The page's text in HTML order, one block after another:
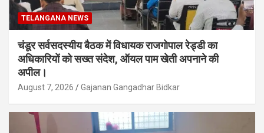
TELANGANA NEWS
चंडूर सर्वसदस्यीय बैठक में विधायक राजगोपाल रेड्डी का
अधिकारियों को सख्त संदेश, ऑयल पाम खेती अपनाने की
अपील।
August 7, 2026 Gajanan Gangadhar Bidkar